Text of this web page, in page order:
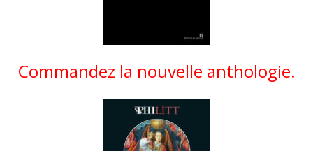
Commandez la nouvelle anthologie.